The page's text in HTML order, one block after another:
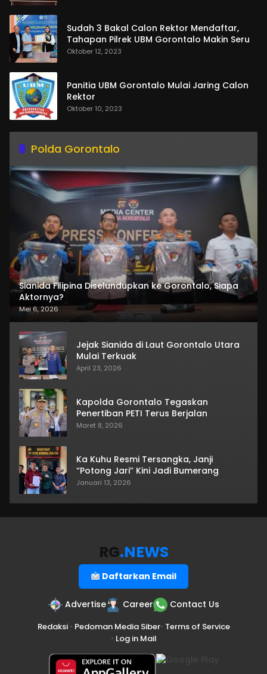
Sudah 3 Bakal Calon Rektor Mendaftar,
Tahapan Pilrek UBM Gorontalo Makin Seru
Oktober 12, 2023
Panitia UBM Gorontalo Mulai Jaring Calon
Rektor
Oktober 10, 2023
Polda Gorontalo
Sianida Filipina Diselundupkan ke Gorontalo, Siapa
Aktornya?
Mei 6, 2026
Jejak Sianida di Laut Gorontalo Utara
Mulai Terkuak
April 23, 2026
Kapolda Gorontalo Tegaskan
Penertiban PETI Terus Berjalan
Maret 8, 2026
Ka Kuhu Resmi Tersangka, Janji
“Potong Jari” Kini Jadi Bumerang
Januari 13, 2026
RG.NEWS
Daftarkan Email
Advertise Career Contact Us
Redaksi• Pedoman Media Siber• Terms of Service
• Log in Mail